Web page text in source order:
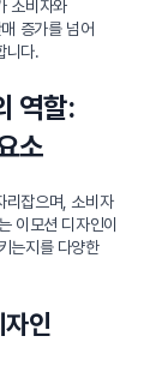
소비자와
증가를 넘어
니다.
역할:
소
리잡으며, 소비자
이모션 디자인이
는지를 다양한
인